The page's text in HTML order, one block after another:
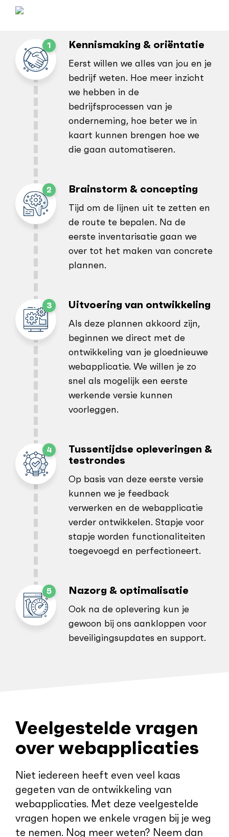
Kennismaking & oriëntatie
Eerst willen we alles van jou en je
bedrijf weten. Hoe meer inzicht
we hebben in de
bedrijfsprocessen van je
onderneming, hoe beter we in
kaart kunnen brengen hoe we
die gaan automatiseren.
Brainstorm & concepting
Tijd om de lijnen uit te zetten en
de route te bepalen. Na de
eerste inventarisatie gaan we
over tot het maken van concrete
plannen.
Uitvoering van ontwikkeling
Als deze plannen akkoord zijn,
beginnen we direct met de
ontwikkeling van je gloednieuwe
webapplicatie. We willen je zo
snel als mogelijk een eerste
werkende versie kunnen
voorleggen.
Tussentijdse opleveringen &
testrondes
Op basis van deze eerste versie
kunnen we je feedback
verwerken en de webapplicatie
verder ontwikkelen. Stapje voor
stapje worden functionaliteiten
toegevoegd en perfectioneert.
Nazorg & optimalisatie
Ook na de oplevering kun je
gewoon bij ons aankloppen voor
beveiligingsupdates en support.
Veelgestelde vragen
over webapplicaties
Niet iedereen heeft even veel kaas
gegeten van de ontwikkeling van
webapplicaties. Met deze veelgestelde
vragen hopen we enkele vragen bij je weg
te nemen. Nog meer weten? Neem dan